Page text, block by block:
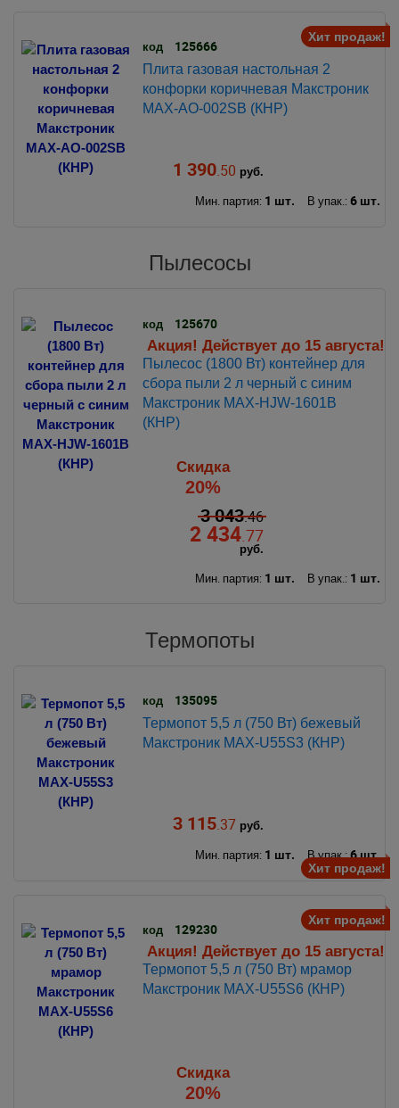
Хит продаж!
код 125666
Плита газовая настольная 2
конфорки коричневая Макстроник
MAX-AO-002SB (КНР)
1 390.50 руб.
Мин. партия: 1 шт. В упак.: 6 шт.
Пылесосы
код
125670
Акция! Действует до 15 августа!
Пылесос (1800 Вт) контейнер для
сбора пыли 2 л черный с синим
Макстроник MAX-HJW-1601B
(КНР)
Скидка
20%
3 043.46
2 434.77
руб.
Мин. партия: 1 шт. В упак.: 1 шт.
Термопоты
Хит продаж!
код 135095
Термопот 5,5 л (750 Вт) бежевый
Макстроник MAX-U55S3 (КНР)
3 115.37 руб.
Мин. партия: 1 шт. В упак.:6 шт.
Хит продаж!
код
129230
Акция! Действует до 15 августа!
Термопот 5,5 л (750 Вт) мрамор
Макстроник MAX-U55S6 (КНР)
Скидка
20%